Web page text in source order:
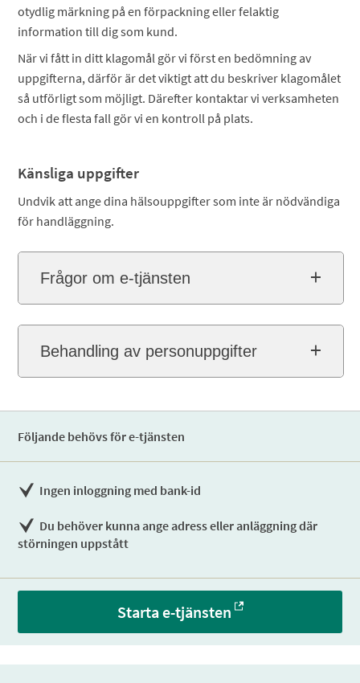
otydlig märkning på en förpackning eller felaktig
information till dig som kund.
När vi fått in ditt klagomål gör vi först en bedömning av
uppgifterna, därför är det viktigt att du beskriver klagomålet
så utförligt som möjligt. Därefter kontaktar vi verksamheten
och i de flesta fall gör vi en kontroll på plats.
Känsliga uppgifter
Undvik att ange dina hälsouppgifter som inte är nödvändiga
för handläggning.
Frågor om e-tjänsten
Behandling av personuppgifter
Följande behövs för e-tjänsten
Ingen inloggning med bank-id
Du behöver kunna ange adress eller anläggning där
störningen uppstått
Starta e-tjänsten